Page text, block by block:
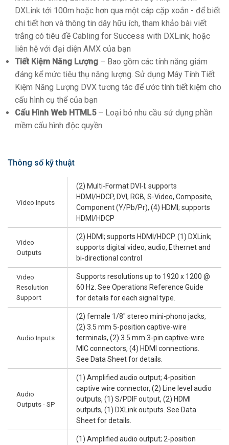
DXLink tới 100m hoặc hơn qua một cáp cặp xoắn - để biết
chi tiết hơn và thông tin dây hữu ích, tham khảo bài viết
trắng có tiêu đề Cabling for Success with DXLink, hoặc
liên hệ với đại diện AMX của bạn
Tiết Kiệm Năng Lượng – Bao gồm các tính năng giảm
đáng kể mức tiêu thụ năng lượng. Sử dụng Máy Tính Tiết
Kiệm Năng Lượng DVX tương tác để ước tính tiết kiệm cho
cấu hình cụ thể của bạn
Cấu Hình Web HTML5– Loại bỏ nhu cầu sử dụng phần
mềm cấu hình độc quyền
Thông số kỹ thuật
Video Inputs
(2) Multi-Format DVI-I; supports
HDMI/HDCP, DVI, RGB, S-Video, Composite,
Component (Y/Pb/Pr), (4) HDMI; supports
HDMI/HDCP
Video
Outputs
(2) HDMI; supports HDMI/HDCP. (1) DXLink;
supports digital video, audio, Ethernet and
bi-directional control
Video
Resolution
Support
Supports resolutions up to 1920 x 1200 @
60 Hz. See Operations Reference Guide
for details for each signal type.
Audio Inputs
(2) female 1/8" stereo mini-phono jacks,
(2) 3.5 mm 5-position captive-wire
terminals, (2) 3.5 mm 3-pin captive-wire
MIC connectors, (4) HDMI connections.
See Data Sheet for details.
Audio
Outputs - SP
(1) Amplified audio output; 4-position
captive wire connector, (2) Line level audio
outputs, (1) S/PDIF output, (2) HDMI
outputs, (1) DXLink outputs. See Data
Sheet for details.
(1) Amplified audio output; 2-position